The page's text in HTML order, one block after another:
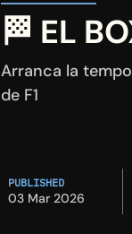
🏁 EL
Arranca la
de F1
PUBLISHED
03 Mar 2026